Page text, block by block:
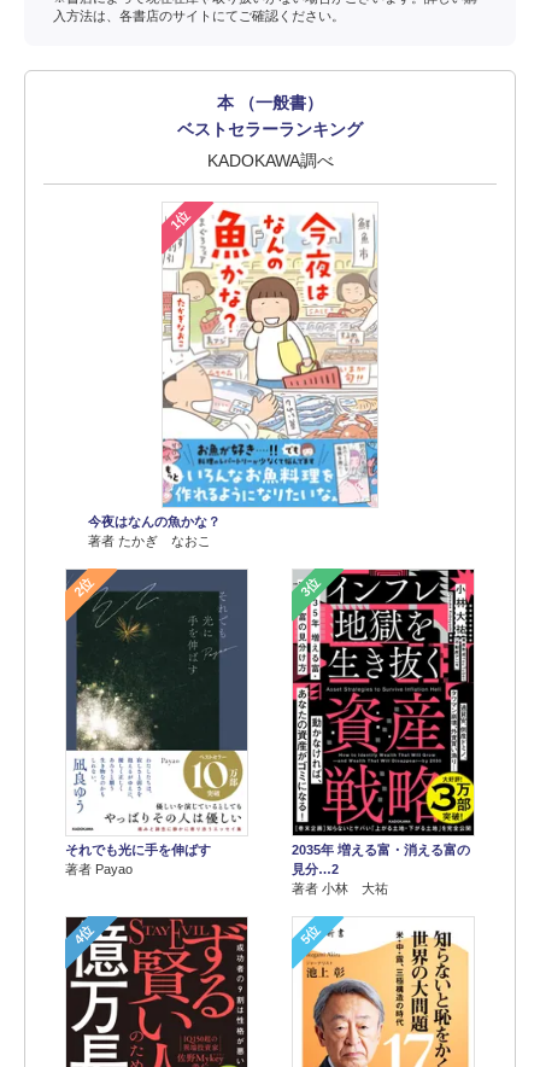
入方法は、各書店のサイトにてご確認ください。
本 （一般書）
ベストセラーランキング
KADOKAWA調べ
1位
今夜はなんの魚かな？
著者 たかぎ なおこ
2位
それでも光に手を伸ばす
著者 Payao
3位
2035年 増える富・消える富の
見分…2
著者 小林 大祐
4位 5位